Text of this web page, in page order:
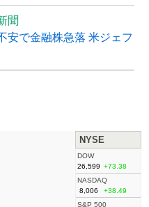
聞
安で金融株急落 米ジェフ
NYSE
DOW
26,599 +73.38
NASDAQ
8,006
+38.49
S&P 500